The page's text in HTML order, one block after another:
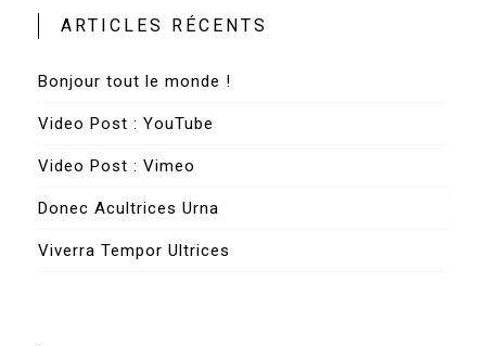
ARTICLES RÉCENTS
Bonjour tout le monde !
Video Post : YouTube
Video Post : Vimeo
Donec Acultrices Urna
Viverra Tempor Ultrices